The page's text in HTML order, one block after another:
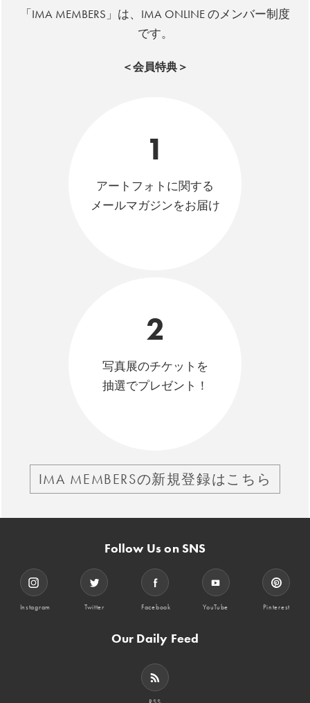
「IMA MEMBERS」は、IMA ONLINE のメンバー制度
です。
＜会員特典＞
1
アートフォトに関する
メールマガジンをお届け
2
写真展のチケットを
抽選でプレゼント！
IMA MEMBERSの新規登録はこちら
Follow Us on SNS
Instagram Twitter Facebook YouTube Pinterest
Our Daily Feed